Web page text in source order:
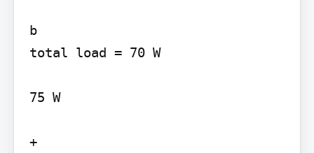
b
total load = 70 W
75 W
+